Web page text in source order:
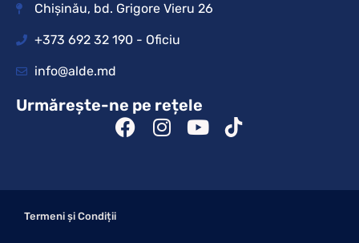
Chișinău, bd. Grigore Vieru 26
+373 692 32 190 - Oficiu
info@alde.md
Urmărește-ne pe rețele
Termeni și Condiții